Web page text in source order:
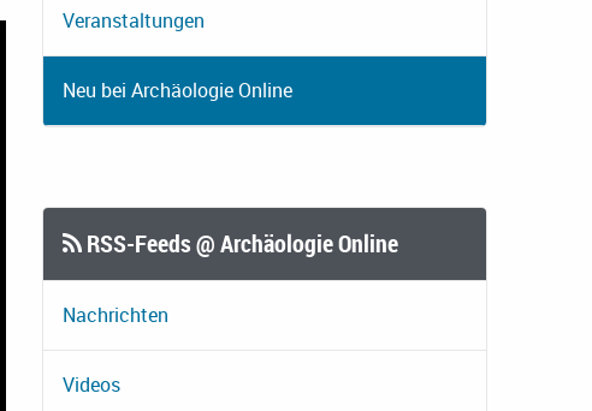
Veranstaltungen
Neu bei Archäologie Online
RSS-Feeds @ Archäologie Online
Nachrichten
Videos